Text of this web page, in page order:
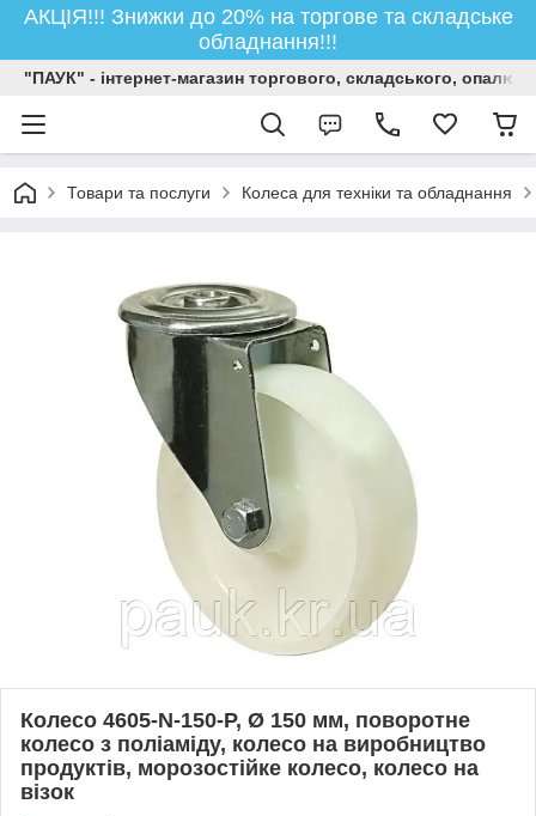
АКЦІЯ!!! Знижки до 20% на торгове та складське
обладнання!!!
"ПАУК" - інтернет-магазин торгового, складського,
Товари та послуги Колеса для техніки та обладнання
Колесо 4605-N-150-P, Ø 150 мм, поворотне
колесо з поліаміду, колесо на виробництво
продуктів, морозостійке колесо, колесо на
візок